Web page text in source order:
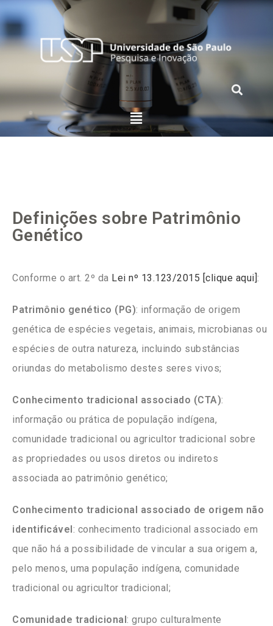
Definições sobre Patrimônio
Genético
Conforme o art. 2º da Lei nº 13.123/2015 [clique aqui]:
Patrimônio genético (PG): informação de origem
genética de espécies vegetais, animais, microbianas ou
espécies de outra natureza, incluindo substâncias
oriundas do metabolismo destes seres vivos;
Conhecimento tradicional associado (CTA):
informação ou prática de população indígena,
comunidade tradicional ou agricultor tradicional sobre
as propriedades ou usos diretos ou indiretos
associada ao patrimônio genético;
Conhecimento tradicional associado de origem não
identificável: conhecimento tradicional associado em
que não há a possibilidade de vincular a sua origem a,
pelo menos, uma população indígena, comunidade
tradicional ou agricultor tradicional;
Comunidade tradicional: grupo culturalmente